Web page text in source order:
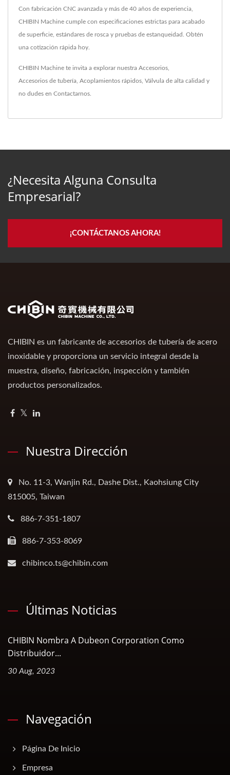
Con fabricación CNC avanzada y más de 40 años de experiencia,
CHIBIN Machine cumple con especificaciones estrictas para acabado
de superficie, estándares de rosca y pruebas de estanqueidad. Obtén
una cotización rápida hoy.
CHIBIN Machine te invita a explorar nuestra Accesorios
Accesorios de tubería Acoplamientos rápidos Válvula de alta calidad y
no dudes en Contactarnos
¿Necesita Alguna Consulta
Empresarial?
¡CONTÁCTANOS AHORA!
CHIBIN es un fabricante de accesorios de tubería de acero
inoxidable y proporciona un servicio integral desde la
muestra, diseño, fabricación, inspección y también
productos personalizados.
Nuestra Dirección
No. 11-3, Wanjin Rd., Dashe Dist., Kaohsiung City
815005, Taiwan
886-7-351-1807
886-7-353-8069
chibinco.ts@chibin.com
Últimas Noticias
CHIBIN Nombra A Dubeon Corporation Como
Distribuidor...
30 Aug, 2023
Navegación
Página De Inicio
Empresa